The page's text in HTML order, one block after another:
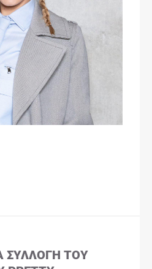
ΣΥΛΛΟΓΉ ΤΟΥ